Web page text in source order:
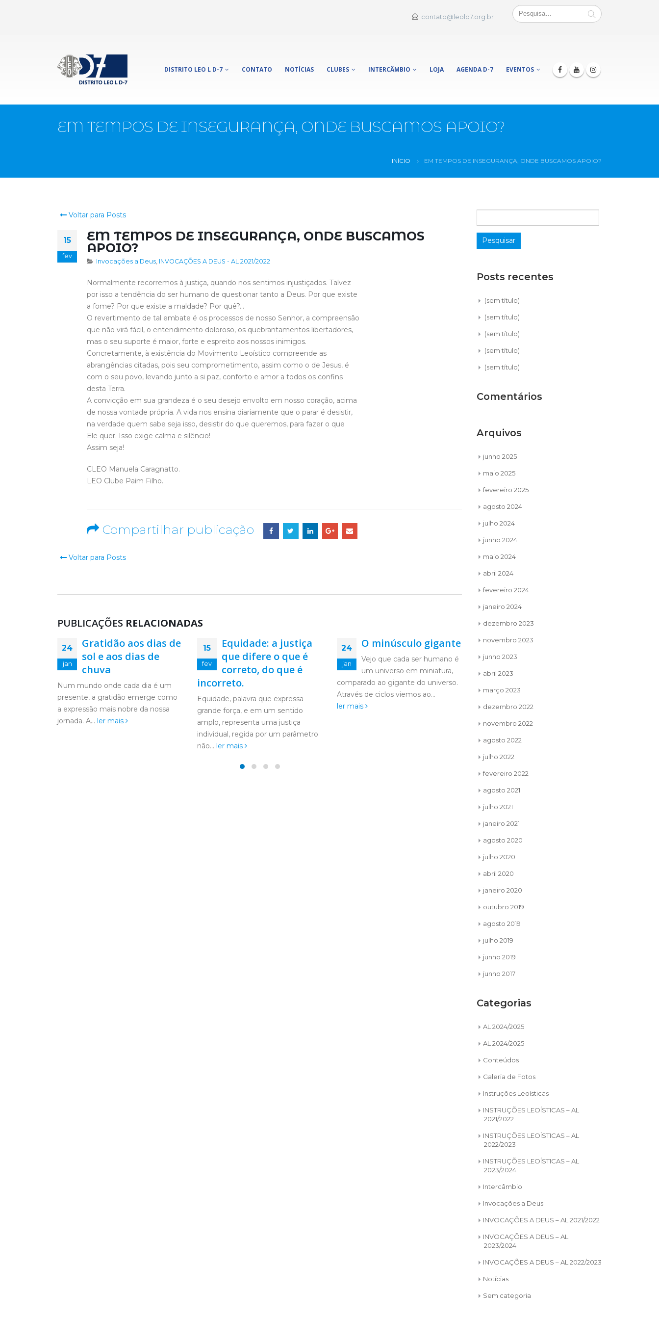
contato@leold7.org.br
DISTRITO LEO L D-7 CONTATO NOTÍCIAS CLUBES INTERCÂMBIO LOJA AGENDA D-7 EVENTOS
EM TEMPOS DE INSEGURANÇA, ONDE BUSCAMOS APOIO?
INÍCIO EM TEMPOS DE INSEGURANÇA, ONDE BUSCAMOS APOIO?
Voltar para Posts
15
fev
EM TEMPOS DE INSEGURANÇA, ONDE BUSCAMOS
APOIO?
Invocações a Deus, INVOCAÇÕES A DEUS - AL 2021/2022
Normalmente recorremos à justiça, quando nos sentimos injustiçados. Talvez
por isso a tendência do ser humano de questionar tanto a Deus. Por que existe
a fome? Por que existe a maldade? Por quê?…
O revertimento de tal embate é os processos de nosso Senhor, a compreensão
que não virá fácil, o entendimento doloroso, os quebrantamentos libertadores,
mas o seu suporte é maior, forte e espreito aos nossos inimigos.
Concretamente, à existência do Movimento Leoístico compreende as
abrangências citadas, pois seu comprometimento, assim como o de Jesus, é
com o seu povo, levando junto a si paz, conforto e amor a todos os confins
desta Terra.
A convicção em sua grandeza é o seu desejo envolto em nosso coração, acima
de nossa vontade própria. A vida nos ensina diariamente que o parar é desistir,
na verdade quem sabe seja isso, desistir do que queremos, para fazer o que
Ele quer. Isso exige calma e silêncio!
Assim seja!
CLEO Manuela Caragnatto.
LEO Clube Paim Filho.
Compartilhar publicação
Voltar para Posts
PUBLICAÇÕES RELACIONADAS
15
fev
Equidade: a justiça
que difere o que é
correto, do que é
incorreto.
Equidade, palavra que expressa
grande força, e em um sentido
amplo, representa uma justiça
24
jan
O minúsculo gigante
Vejo que cada ser humano é
um universo em miniatura,
comparado ao gigante do universo.
Através de ciclos viemos ao...
ler mais
06
jul
Carta aberta de
agradecimento
Começo escrevendo esta
carta pensando no quão grata eu
sou pelo voluntariado, e não posso
deixar de agradecer a minha...
Equidade
Meu Senhor, em tempos no
qual olhamos e julgamos as
sabedoria de podermos olhar com...
ler mais
Posts recentes
(sem título)
(sem título)
(sem título)
(sem título)
(sem título)
Comentários
Arquivos
junho 2025
maio 2025
fevereiro 2025
agosto 2024
julho 2024
junho 2024
maio 2024
abril 2024
fevereiro 2024
janeiro 2024
dezembro 2023
novembro 2023
junho 2023
abril 2023
março 2023
dezembro 2022
novembro 2022
agosto 2022
julho 2022
fevereiro 2022
agosto 2021
julho 2021
janeiro 2021
agosto 2020
julho 2020
abril 2020
janeiro 2020
outubro 2019
agosto 2019
julho 2019
junho 2019
junho 2017
Categorias
AL 2024/2025
AL 2024/2025
Conteúdos
Galeria de Fotos
Instruções Leoísticas
INSTRUÇÕES LEOÍSTICAS – AL
2021/2022
INSTRUÇÕES LEOÍSTICAS – AL
2022/2023
INSTRUÇÕES LEOÍSTICAS – AL
2023/2024
Intercâmbio
Invocações a Deus
INVOCAÇÕES A DEUS – AL 2021/2022
INVOCAÇÕES A DEUS – AL
2023/2024
INVOCAÇÕES A DEUS – AL 2022/2023
Notícias
Sem categoria